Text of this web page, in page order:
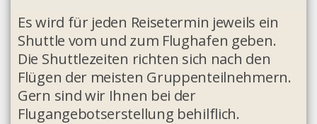
Es wird für jeden Reisetermin jeweils ein
Shuttle vom und zum Flughafen geben.
Die Shuttlezeiten richten sich nach den
Flügen der meisten Gruppenteilnehmern.
Gern sind wir Ihnen bei der
Flugangebotserstellung behilflich.